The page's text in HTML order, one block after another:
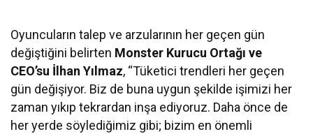
Oyuncuların talep ve arzularının her geçen gün
değiştiğini belirten Monster Kurucu Ortağı ve
CEO’su İlhan Yılmaz, “Tüketici trendleri her geçen
gün değişiyor. Biz de buna uygun şekilde işimizi her
zaman yıkıp tekrardan inşa ediyoruz. Daha önce de
her yerde söylediğimiz gibi; bizim en önemli